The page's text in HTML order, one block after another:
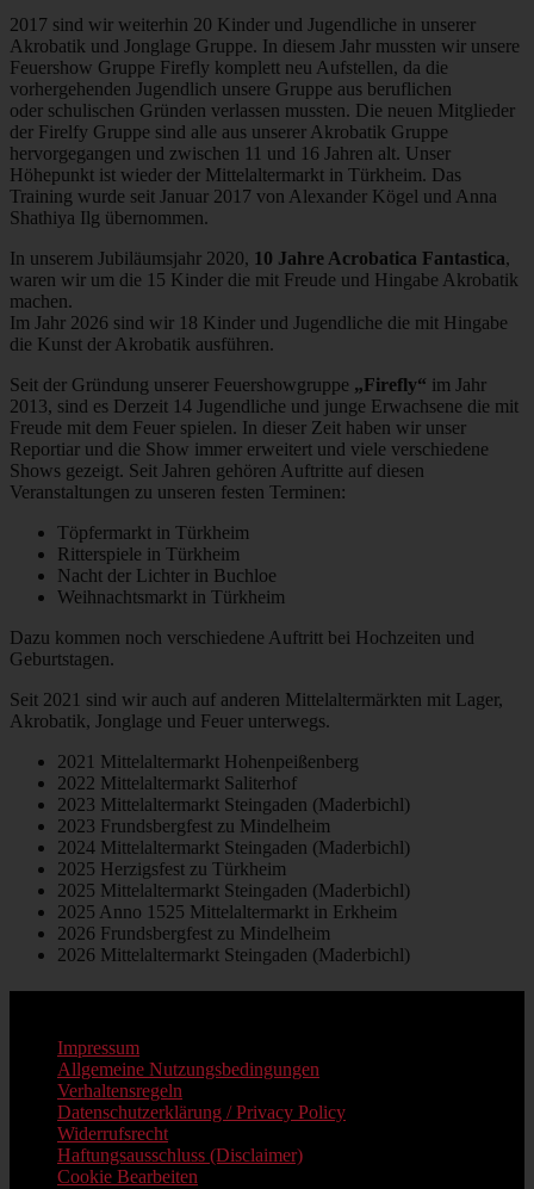
2017 sind wir weiterhin 20 Kinder und Jugendliche in unserer
Akrobatik und Jonglage Gruppe. In diesem Jahr mussten wir unsere
Feuershow Gruppe Firefly komplett neu Aufstellen, da die
vorhergehenden Jugendlich unsere Gruppe aus beruflichen
oder schulischen Gründen verlassen mussten. Die neuen Mitglieder
der Firelfy Gruppe sind alle aus unserer Akrobatik Gruppe
hervorgegangen und zwischen 11 und 16 Jahren alt. Unser
Höhepunkt ist wieder der Mittelaltermarkt in Türkheim. Das
Training wurde seit Januar 2017 von Alexander Kögel und Anna
Shathiya Ilg übernommen.
In unserem Jubiläumsjahr 2020, 10 Jahre Acrobatica Fantastica,
waren wir um die 15 Kinder die mit Freude und Hingabe Akrobatik
machen.
Im Jahr 2026 sind wir 18 Kinder und Jugendliche die mit Hingabe
die Kunst der Akrobatik ausführen.
Seit der Gründung unserer Feuershowgruppe „Firefly“ im Jahr
2013, sind es Derzeit 14 Jugendliche und junge Erwachsene die mit
Freude mit dem Feuer spielen. In dieser Zeit haben wir unser
Reportiar und die Show immer erweitert und viele verschiedene
Shows gezeigt. Seit Jahren gehören Auftritte auf diesen
Veranstaltungen zu unseren festen Terminen:
Töpfermarkt in Türkheim
Ritterspiele in Türkheim
Nacht der Lichter in Buchloe
Weihnachtsmarkt in Türkheim
Dazu kommen noch verschiedene Auftritt bei Hochzeiten und
Geburtstagen.
Seit 2021 sind wir auch auf anderen Mittelaltermärkten mit Lager,
Akrobatik, Jonglage und Feuer unterwegs.
2021 Mittelaltermarkt Hohenpeißenberg
2022 Mittelaltermarkt Saliterhof
2023 Mittelaltermarkt Steingaden (Maderbichl)
2023 Frundsbergfest zu Mindelheim
2024 Mittelaltermarkt Steingaden (Maderbichl)
2025 Herzigsfest zu Türkheim
2025 Mittelaltermarkt Steingaden (Maderbichl)
2025 Anno 1525 Mittelaltermarkt in Erkheim
2026 Frundsbergfest zu Mindelheim
2026 Mittelaltermarkt Steingaden (Maderbichl)
Impressum
Allgemeine Nutzungsbedingungen
Verhaltensregeln
Datenschutzerklärung / Privacy Policy
Widerrufsrecht
Haftungsausschluss (Disclaimer)
Cookie Bearbeiten